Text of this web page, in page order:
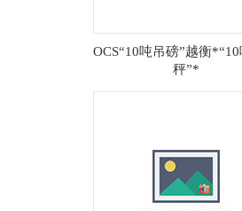
OCS“10吨吊磅”越衡
秤”*